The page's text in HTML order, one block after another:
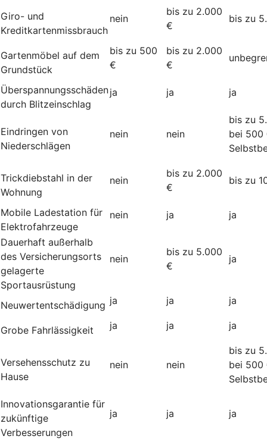
Giro- und
Kreditkartenmissbrauch
nein
bis zu 2.000
€
bis zu
Gartenmöbel auf dem
Grundstück
bis zu 500
€
bis zu 2.000
€
Überspannungsschäden
durch Blitzeinschlag
ja ja ja
Eindringen von
Niederschlägen
nein nein
bis zu
bei 500
Trickdiebstahl in der
Wohnung
nein
bis zu 2.000
€
bis zu
Mobile Ladestation für
Elektrofahrzeuge
nein ja ja
Dauerhaft außerhalb
des Versicherungsorts
gelagerte
Sportausrüstung
nein
bis zu 5.000
€
ja
Neuwertentschädigung ja ja ja
Grobe Fahrlässigkeit ja ja ja
Versehensschutz zu
Hause
nein nein
bis zu
bei 500
Innovationsgarantie für
zukünftige
Verbesserungen
ja ja ja